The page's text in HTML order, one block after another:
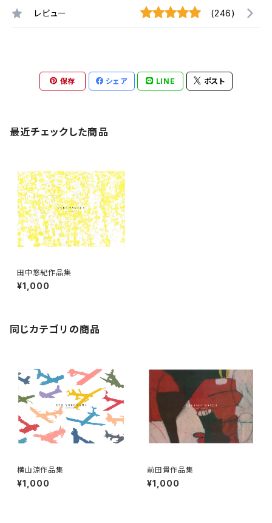
レビュー (246)
保存 シェア LINE ポスト
最近チェックした商品
田中悠紀作品集
¥1,000
同じカテゴリの商品
横山涼作品集
¥1,000
前田貴作品集
¥1,000